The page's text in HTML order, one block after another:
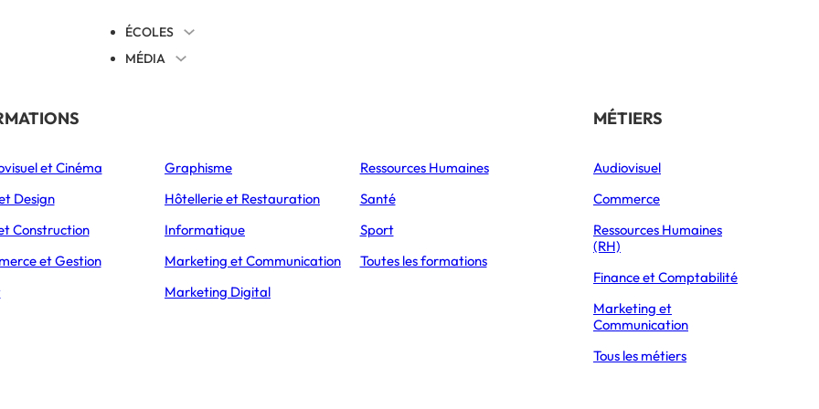
ÉCOLES
MÉDIA
Éducation
L’Express Éducation
Bachelors
L’Express Éducation
Masters
THÉMATIQUES
Orientation
Vie étudiante
Formations
Partir à l’étranger
et Cinéma
Design
Construction
et Gestion
Graphisme
Hôtellerie et Restauration
Informatique
Marketing et Communication
Marketing Digital
Ressources Humaines
Santé
Sport
Toutes les formations
MÉTIERS
Audiovisuel
Commerce
Ressources Humaines
(RH)
Finance et Comptabilité
Marketing et
Communication
Tous les métiers
ERASMUS+, UN PROGRAMME POUR SOUTENIR LA MOBILITÉ DES ÉTUDIANTS
programme pour soutenir la